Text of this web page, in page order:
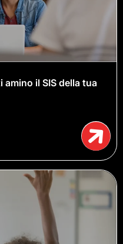
il SIS della tua